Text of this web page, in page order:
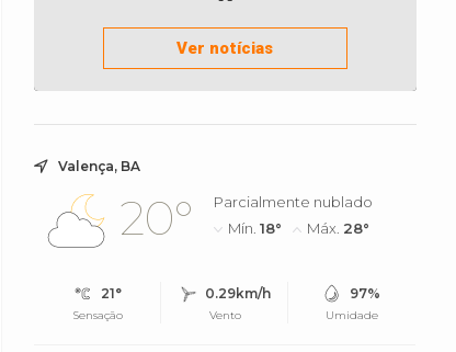
Ver notícias
Valença, BA
20°
Parcialmente nublado
Mín.18° Máx. 28°
21°
Sensação
0.29km/h
Vento
97%
Umidade